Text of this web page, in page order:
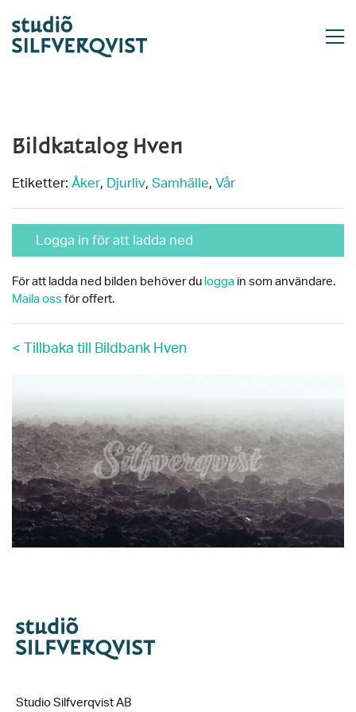
Bildkatalog Hven
Etiketter: Åker, Djurliv, Samhälle, Vår
Logga in för att ladda ned
För att ladda ned bilden behöver du logga in som användare.
Maila oss för offert.
< Tillbaka till Bildbank Hven
Studio Silfverqvist AB